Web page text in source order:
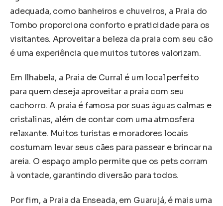
adequada, como banheiros e chuveiros, a Praia do
Tombo proporciona conforto e praticidade para os
visitantes. Aproveitar a beleza da praia com seu cão
é uma experiência que muitos tutores valorizam.
Em Ilhabela, a Praia de Curral é um local perfeito
para quem deseja aproveitar a praia com seu
cachorro. A praia é famosa por suas águas calmas e
cristalinas, além de contar com uma atmosfera
relaxante. Muitos turistas e moradores locais
costumam levar seus cães para passear e brincar na
areia. O espaço amplo permite que os pets corram
à vontade, garantindo diversão para todos.
Por fim, a Praia da Enseada, em Guarujá, é mais uma